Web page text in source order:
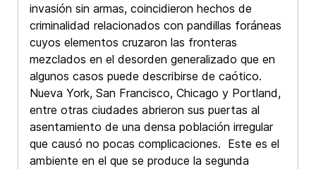
invasión sin armas, coincidieron hechos de
criminalidad relacionados con pandillas foráneas
cuyos elementos cruzaron las fronteras
mezclados en el desorden generalizado que en
algunos casos puede describirse de caótico.
Nueva York, San Francisco, Chicago y Portland,
entre otras ciudades abrieron sus puertas al
asentamiento de una densa población irregular
que causó no pocas complicaciones. Este es el
ambiente en el que se produce la segunda